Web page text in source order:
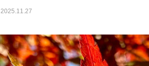
2025.11.27